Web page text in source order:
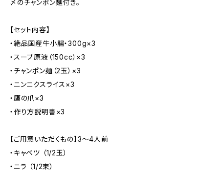
〆のチャンポン麺付き。
【セット内容】
・絶品国産牛小腸・300g×3
・スープ原液（150cc）×3
・チャンポン麺（2玉）×3
・ニンニクスライス×3
・鷹の爪×3
・作り方説明書×3
【ご用意いただくもの】3～4人前
・キャベツ （1/2玉）
・ニラ （1/2束）